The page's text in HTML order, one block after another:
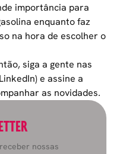
importância para
enquanto faz
na hora de escolher o
siga a gente nas
LinkedIn) eassine a
as novidades.
nossas